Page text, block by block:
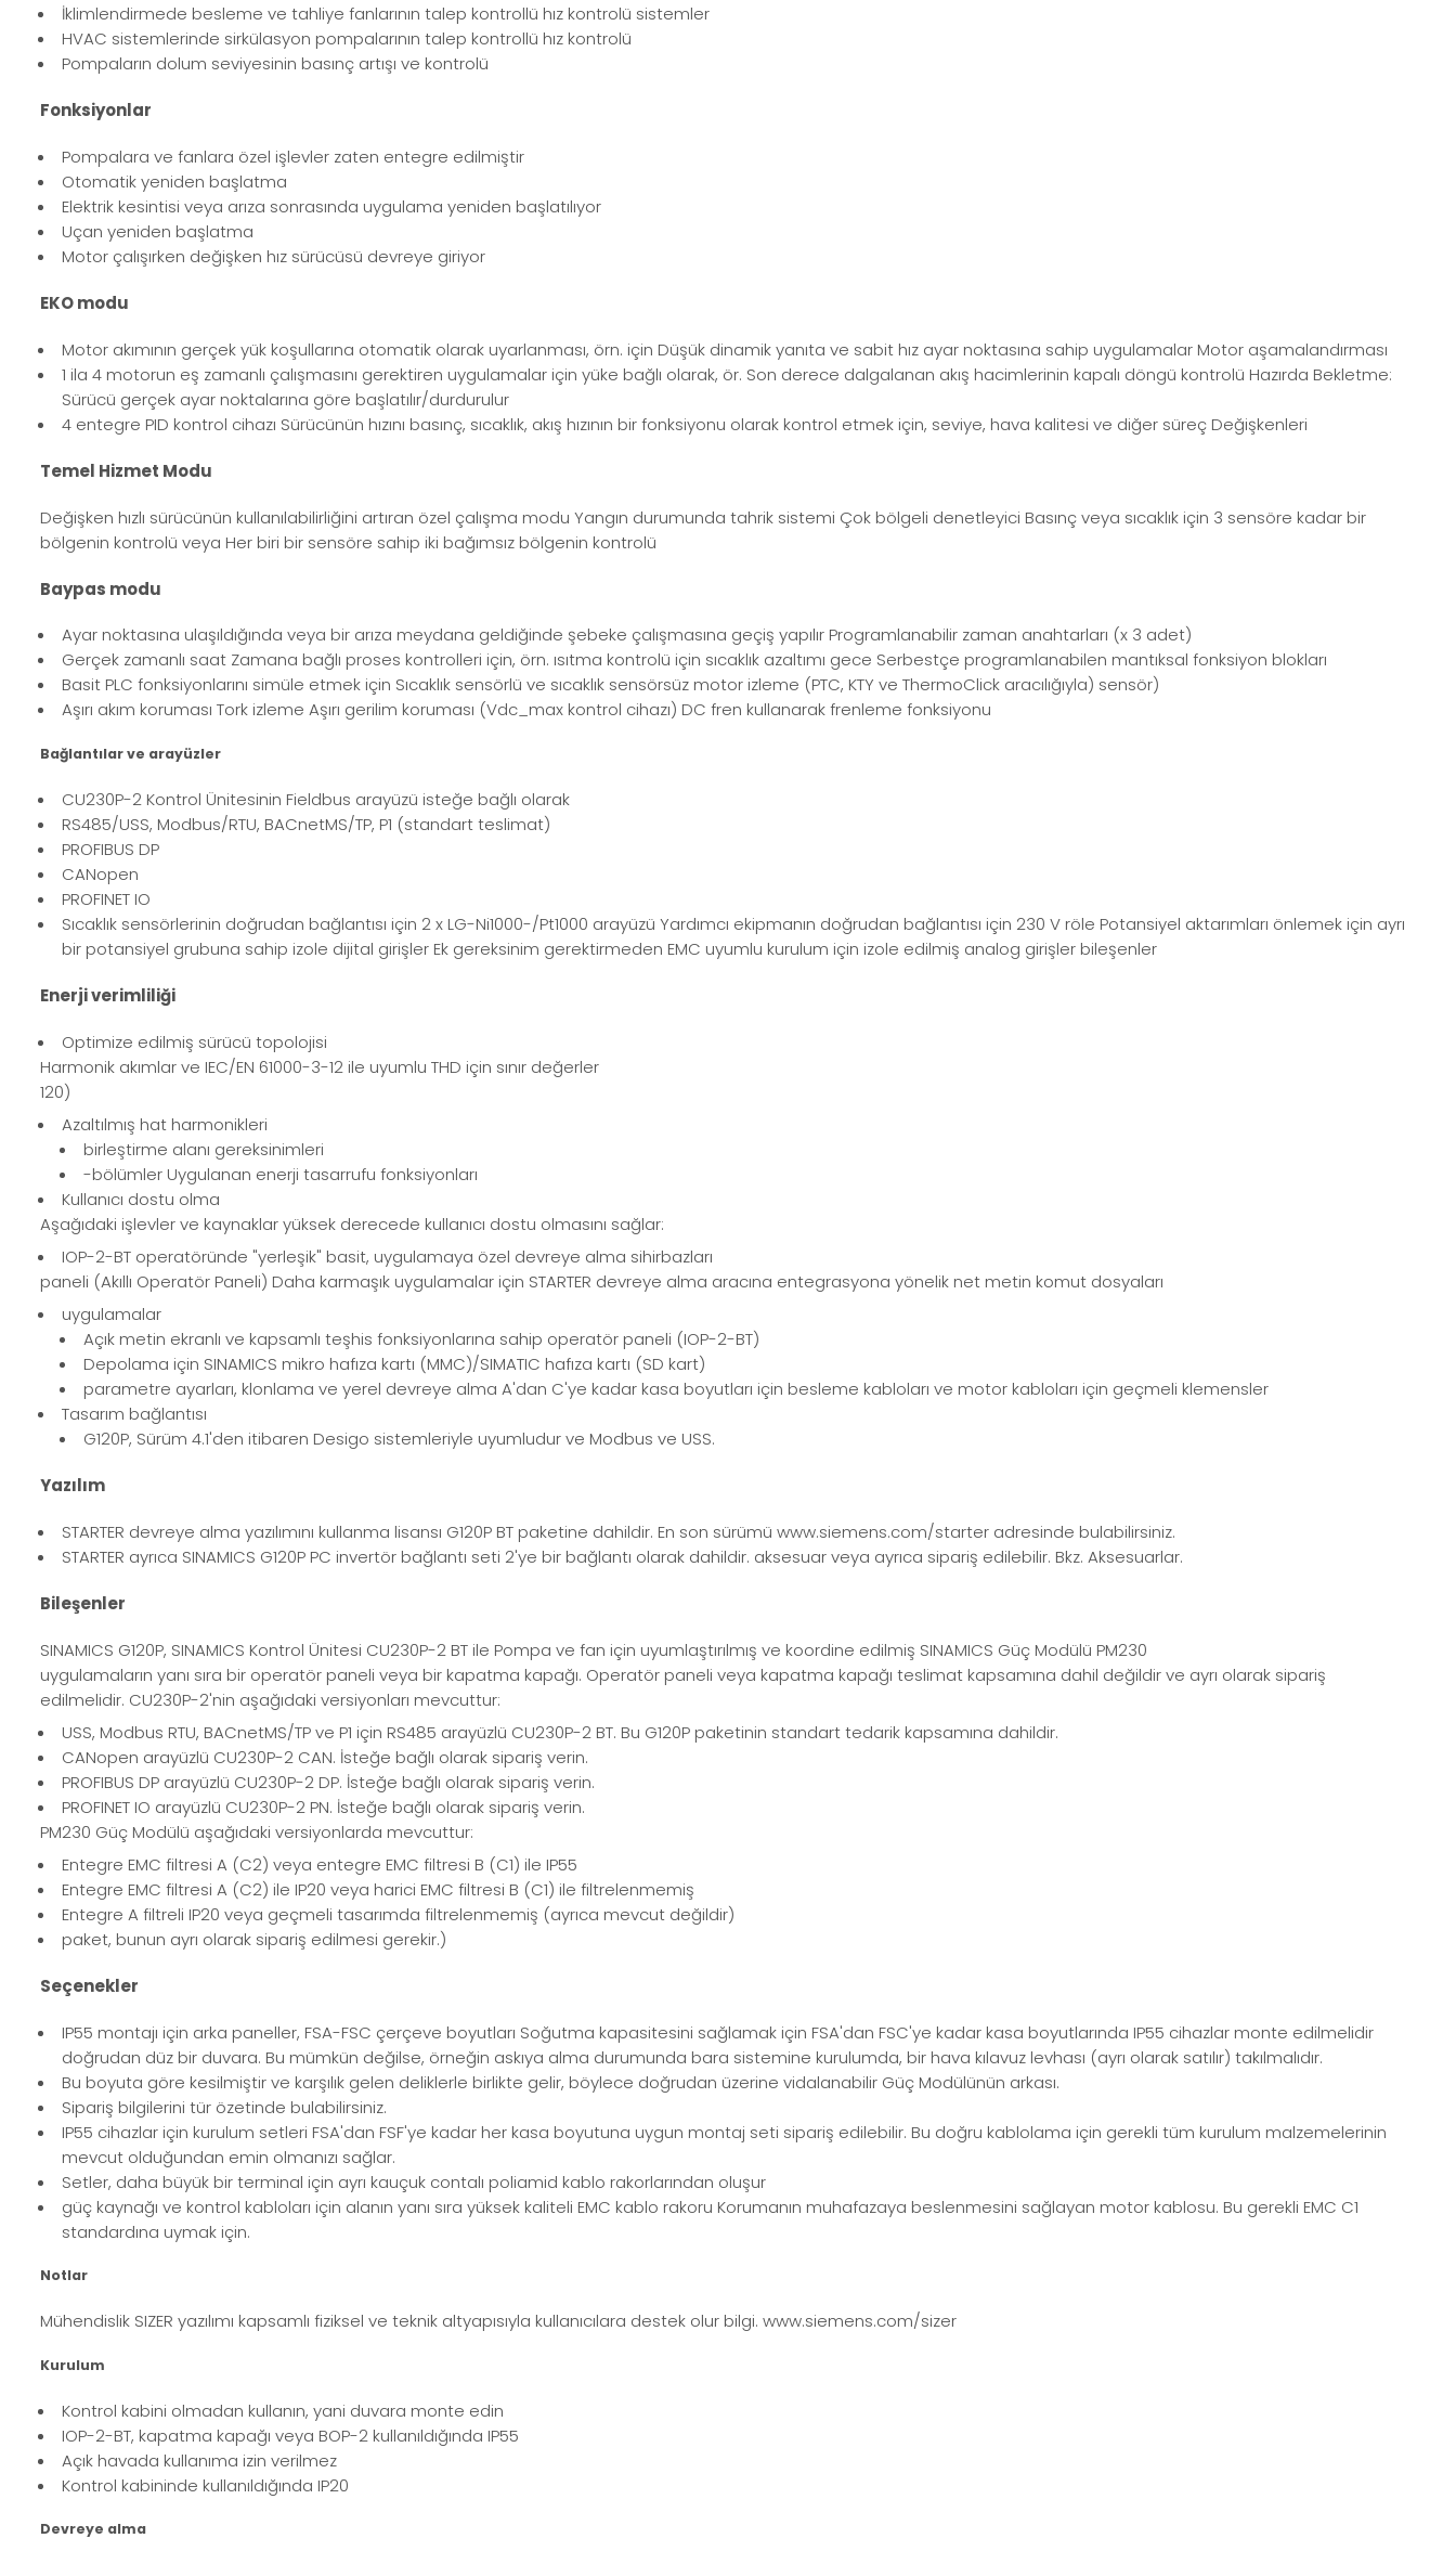
İklimlendirmede besleme ve tahliye fanlarının talep kontrollü hız kontrolü sistemler
HVAC sistemlerinde sirkülasyon pompalarının talep kontrollü hız kontrolü
Pompaların dolum seviyesinin basınç artışı ve kontrolü
Fonksiyonlar
Pompalara ve fanlara özel işlevler zaten entegre edilmiştir
Otomatik yeniden başlatma
Elektrik kesintisi veya arıza sonrasında uygulama yeniden başlatılıyor
Uçan yeniden başlatma
Motor çalışırken değişken hız sürücüsü devreye giriyor
EKO modu
Motor akımının gerçek yük koşullarına otomatik olarak uyarlanması, örn. için Düşük dinamik yanıta ve sabit hız ayar noktasına sahip uygulamalar Motor aşamalandırması
1 ila 4 motorun eş zamanlı çalışmasını gerektiren uygulamalar için yüke bağlı olarak, ör. Son derece dalgalanan akış hacimlerinin kapalı döngü kontrolü Hazırda Bekletme:
Sürücü gerçek ayar noktalarına göre başlatılır/durdurulur
4 entegre PID kontrol cihazı Sürücünün hızını basınç, sıcaklık, akış hızının bir fonksiyonu olarak kontrol etmek için, seviye, hava kalitesi ve diğer süreç Değişkenleri
Temel Hizmet Modu
Değişken hızlı sürücünün kullanılabilirliğini artıran özel çalışma modu Yangın durumunda tahrik sistemi Çok bölgeli denetleyici Basınç veya sıcaklık için 3 sensöre kadar bir
bölgenin kontrolü veya Her biri bir sensöre sahip iki bağımsız bölgenin kontrolü
Baypas modu
Ayar noktasına ulaşıldığında veya bir arıza meydana geldiğinde şebeke çalışmasına geçiş yapılır Programlanabilir zaman anahtarları (x 3 adet)
Gerçek zamanlı saat Zamana bağlı proses kontrolleri için, örn. ısıtma kontrolü için sıcaklık azaltımı gece Serbestçe programlanabilen mantıksal fonksiyon blokları
Basit PLC fonksiyonlarını simüle etmek için Sıcaklık sensörlü ve sıcaklık sensörsüz motor izleme (PTC, KTY ve ThermoClick aracılığıyla) sensör)
Aşırı akım koruması Tork izleme Aşırı gerilim koruması (Vdc_max kontrol cihazı) DC fren kullanarak frenleme fonksiyonu
Bağlantılar ve arayüzler
CU230P-2 Kontrol Ünitesinin Fieldbus arayüzü isteğe bağlı olarak
RS485/USS, Modbus/RTU, BACnetMS/TP, P1 (standart teslimat)
PROFIBUS DP
CANopen
PROFINET IO
Sıcaklık sensörlerinin doğrudan bağlantısı için 2 x LG-Ni1000-/Pt1000 arayüzü Yardımcı ekipmanın doğrudan bağlantısı için 230 V röle Potansiyel aktarımları önlemek için ayrı
bir potansiyel grubuna sahip izole dijital girişler Ek gereksinim gerektirmeden EMC uyumlu kurulum için izole edilmiş analog girişler bileşenler
Enerji verimliliği
Optimize edilmiş sürücü topolojisi
Harmonik akımlar ve IEC/EN 61000-3-12 ile uyumlu THD için sınır değerler
120)
Azaltılmış hat harmonikleri
birleştirme alanı gereksinimleri
-bölümler Uygulanan enerji tasarrufu fonksiyonları
Kullanıcı dostu olma
Aşağıdaki işlevler ve kaynaklar yüksek derecede kullanıcı dostu olmasını sağlar:
IOP-2-BT operatöründe "yerleşik" basit, uygulamaya özel devreye alma sihirbazları
paneli (Akıllı Operatör Paneli) Daha karmaşık uygulamalar için STARTER devreye alma aracına entegrasyona yönelik net metin komut dosyaları
uygulamalar
Açık metin ekranlı ve kapsamlı teşhis fonksiyonlarına sahip operatör paneli (IOP-2-BT)
Depolama için SINAMICS mikro hafıza kartı (MMC)/SIMATIC hafıza kartı (SD kart)
parametre ayarları, klonlama ve yerel devreye alma A'dan C'ye kadar kasa boyutları için besleme kabloları ve motor kabloları için geçmeli klemensler
Tasarım bağlantısı
G120P, Sürüm 4.1'den itibaren Desigo sistemleriyle uyumludur ve Modbus ve USS.
Yazılım
STARTER devreye alma yazılımını kullanma lisansı G120P BT paketine dahildir. En son sürümü www.siemens.com/starter adresinde bulabilirsiniz.
STARTER ayrıca SINAMICS G120P PC invertör bağlantı seti 2'ye bir bağlantı olarak dahildir. aksesuar veya ayrıca sipariş edilebilir. Bkz. Aksesuarlar.
Bileşenler
SINAMICS G120P, SINAMICS Kontrol Ünitesi CU230P-2 BT ile Pompa ve fan için uyumlaştırılmış ve koordine edilmiş SINAMICS Güç Modülü PM230
uygulamaların yanı sıra bir operatör paneli veya bir kapatma kapağı. Operatör paneli veya kapatma kapağı teslimat kapsamına dahil değildir ve ayrı olarak sipariş
edilmelidir. CU230P-2'nin aşağıdaki versiyonları mevcuttur:
USS, Modbus RTU, BACnetMS/TP ve P1 için RS485 arayüzlü CU230P-2 BT. Bu G120P paketinin standart tedarik kapsamına dahildir.
CANopen arayüzlü CU230P-2 CAN. İsteğe bağlı olarak sipariş verin.
PROFIBUS DP arayüzlü CU230P-2 DP. İsteğe bağlı olarak sipariş verin.
PROFINET IO arayüzlü CU230P-2 PN. İsteğe bağlı olarak sipariş verin.
PM230 Güç Modülü aşağıdaki versiyonlarda mevcuttur:
Entegre EMC filtresi A (C2) veya entegre EMC filtresi B (C1) ile IP55
Entegre EMC filtresi A (C2) ile IP20 veya harici EMC filtresi B (C1) ile filtrelenmemiş
Entegre A filtreli IP20 veya geçmeli tasarımda filtrelenmemiş (ayrıca mevcut değildir)
paket, bunun ayrı olarak sipariş edilmesi gerekir.)
Seçenekler
IP55 montajı için arka paneller, FSA-FSC çerçeve boyutları Soğutma kapasitesini sağlamak için FSA'dan FSC'ye kadar kasa boyutlarında IP55 cihazlar monte edilmelidir
doğrudan düz bir duvara. Bu mümkün değilse, örneğin askıya alma durumunda bara sistemine kurulumda, bir hava kılavuz levhası (ayrı olarak satılır) takılmalıdır.
Bu boyuta göre kesilmiştir ve karşılık gelen deliklerle birlikte gelir, böylece doğrudan üzerine vidalanabilir Güç Modülünün arkası.
Sipariş bilgilerini tür özetinde bulabilirsiniz.
IP55 cihazlar için kurulum setleri FSA'dan FSF'ye kadar her kasa boyutuna uygun montaj seti sipariş edilebilir. Bu doğru kablolama için gerekli tüm kurulum malzemelerinin
mevcut olduğundan emin olmanızı sağlar.
Setler, daha büyük bir terminal için ayrı kauçuk contalı poliamid kablo rakorlarından oluşur
güç kaynağı ve kontrol kabloları için alanın yanı sıra yüksek kaliteli EMC kablo rakoru Korumanın muhafazaya beslenmesini sağlayan motor kablosu. Bu gerekli EMC C1
standardına uymak için.
Notlar
Mühendislik SIZER yazılımı kapsamlı fiziksel ve teknik altyapısıyla kullanıcılara destek olur bilgi. www.siemens.com/sizer
Kurulum
Kontrol kabini olmadan kullanın, yani duvara monte edin
IOP-2-BT, kapatma kapağı veya BOP-2 kullanıldığında IP55
Açık havada kullanıma izin verilmez
Kontrol kabininde kullanıldığında IP20
Devreye alma